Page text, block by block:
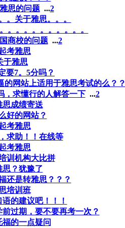
思的问题 ...2
。关于雅思。。。
。。。。。。。。。。
商校的问题 ...2
考雅思
于雅思
要7。5分吗？
的网站上适用于雅思考试的么？？
，求懂行的人解答一下 ...2
思成绩寄送
好的网站？
考雅思
求助！！在线等
考雅思
训机构大比拼
？犹豫了
还是转雅思？？？
培训班
的建议吧！！！
过期，要不要再考一次？
的一点疑问